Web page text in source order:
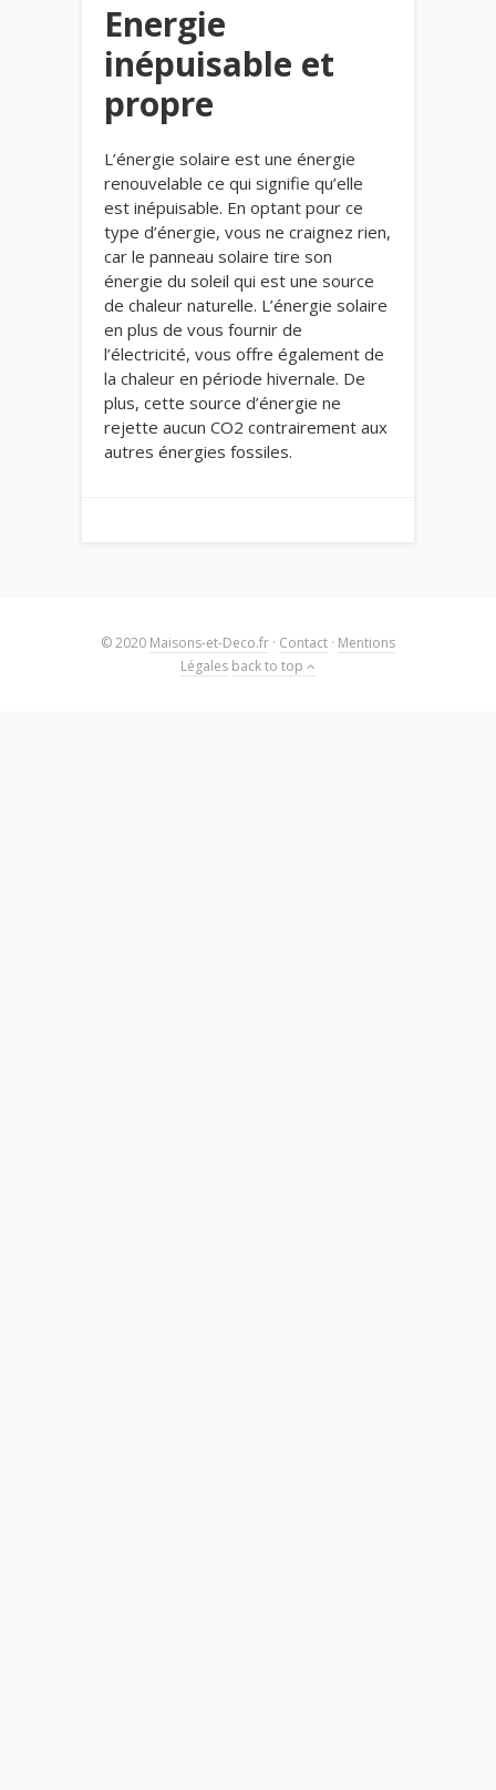
Energie
inépuisable et
propre
L’énergie solaire est une énergie
renouvelable ce qui signifie qu’elle
est inépuisable. En optant pour ce
type d’énergie, vous ne craignez rien,
car le panneau solaire tire son
énergie du soleil qui est une source
de chaleur naturelle. L’énergie solaire
en plus de vous fournir de
l’électricité, vous offre également de
la chaleur en période hivernale. De
plus, cette source d’énergie ne
rejette aucun CO2 contrairement aux
autres énergies fossiles.
© 2020 Maisons-et-Deco.fr · Contact · Mentions
Légales back to top